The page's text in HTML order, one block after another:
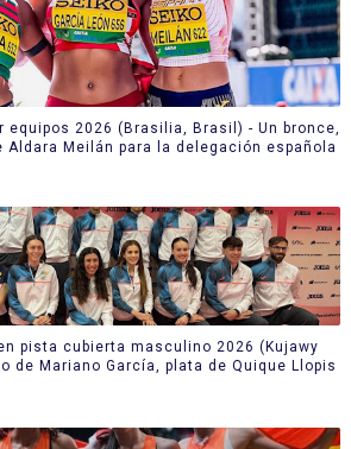
equipos 2026 (Brasilia, Brasil) - Un bronce,
Aldara Meilán para la delegación española
pista cubierta masculino 2026 (Kujawy
de Mariano García, plata de Quique Llopis